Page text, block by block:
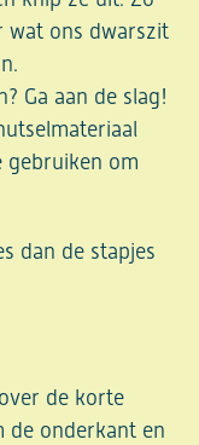
wat ons dwarszit
Ga aan de slag!
gebruiken om
dan de stapjes
de korte
de onderkant en